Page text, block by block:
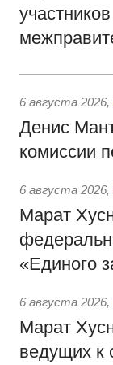
6 августа 2026,
Денис
комиссии
6 августа 2026,
Марат
«Единого
6 августа 2026,
Марат
ведущих к